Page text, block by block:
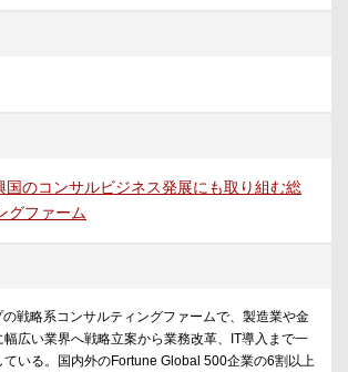
国のコンサルビジネス発展にも取り組む総
グファーム
の戦略系コンサルティングファームで、製造業や金
広い業界へ戦略立案から業務改革、IT導入まで一
ている。国内外のFortune Global 500企業の6割以上